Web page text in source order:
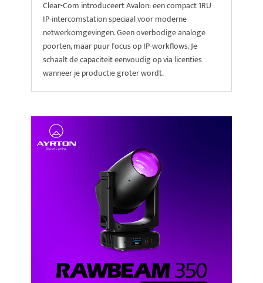
Clear-Com introduceert Avalon: een compact 1RU
IP-intercomstation speciaal voor moderne
netwerkomgevingen. Geen overbodige analoge
poorten, maar puur focus op IP-workflows. Je
schaalt de capaciteit eenvoudig op via licenties
wanneer je productie groter wordt.